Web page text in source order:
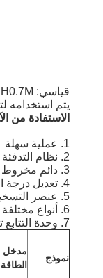
قياسي: L 1.5M x W0.4M x H0.7M
يتم استخدامه
الاستفادة من
1. عملية سهلة
2. نظام التدفئة المتقدمة
3. دائم مخروط العفن غير ضار وفقا لمعايير الصرف الصحي
4. تعديل درجة الحرارة
5. عنصر التسخين عالي الكفاءة يضمن قدرة إنتاج مثالية.
6. أنواع مختلفة من القوالب وفقا لاختيارك.
7. وحدة التتابع تتحكم في وقت الخبز.
نموذج
مدخل
الطاقة